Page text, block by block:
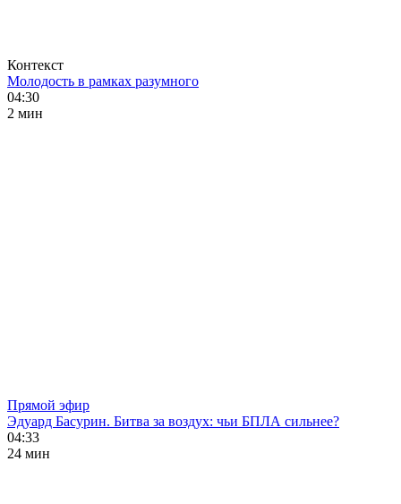
Контекст
Молодость в рамках разумного
04:30
2 мин
Прямой эфир
Эдуард Басурин. Битва за воздух: чьи БПЛА сильнее?
04:33
24 мин